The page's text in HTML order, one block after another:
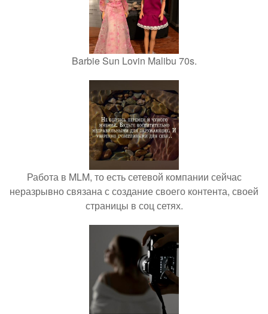
Barbie Sun Lovin Malibu 70s.
Работа в MLM, то есть сетевой компании сейчас
неразрывно связана с создание своего контента, своей
страницы в соц сетях.